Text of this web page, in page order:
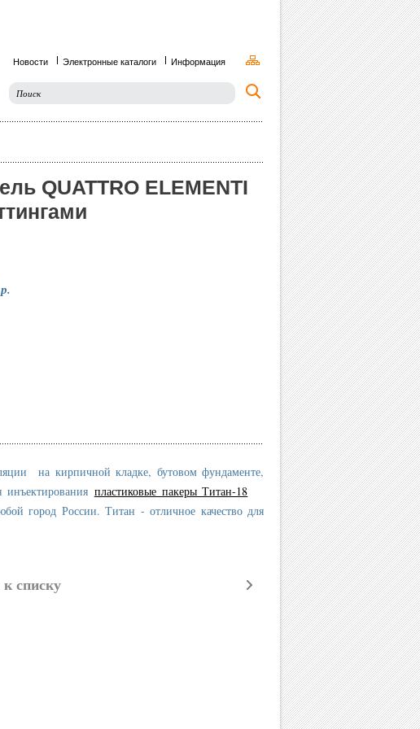
Новости Электронные каталоги Информация
QUATTRO ELEMENTI
р.
на кирпичной кладке, бутовом фундаменте,
пластиковые пакеры Титан-18
город России. Титан - отличное качество для
списку